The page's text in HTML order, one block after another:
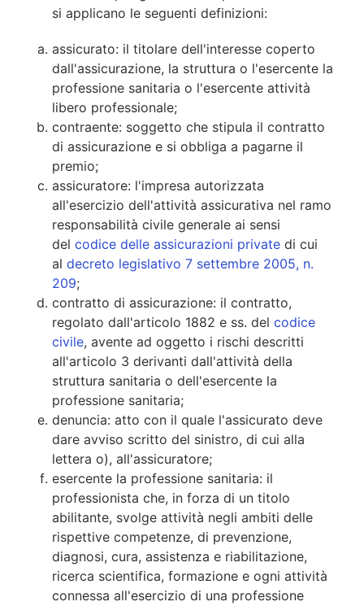
si applicano le seguenti definizioni:
assicurato: il titolare dell'interesse coperto
dall'assicurazione, la struttura o l'esercente la
professione sanitaria o l'esercente attività
libero professionale;
contraente: soggetto che stipula il contratto
di assicurazione e si obbliga a pagarne il
premio;
assicuratore: l'impresa autorizzata
all'esercizio dell'attività assicurativa nel ramo
responsabilità civile generale ai sensi
del codice delle assicurazioni private di cui
al decreto legislativo 7 settembre 2005, n.
209;
contratto di assicurazione: il contratto,
regolato dall'articolo 1882 e ss. del codice
civile, avente ad oggetto i rischi descritti
all'articolo 3 derivanti dall'attività della
struttura sanitaria o dell'esercente la
professione sanitaria;
denuncia: atto con il quale l'assicurato deve
dare avviso scritto del sinistro, di cui alla
lettera o), all'assicuratore;
esercente la professione sanitaria: il
professionista che, in forza di un titolo
abilitante, svolge attività negli ambiti delle
rispettive competenze, di prevenzione,
diagnosi, cura, assistenza e riabilitazione,
ricerca scientifica, formazione e ogni attività
connessa all'esercizio di una professione